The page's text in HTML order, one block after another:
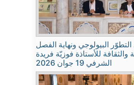
البيولوجي ونهاية الفصل
والثقافة للأستاذة فوزيّة فريدة
الشرفي 19 جوان 2026